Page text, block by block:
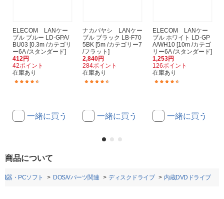
ELECOM LANケー
ブル ブルー LD-GPA/
BU03 [0.3m /カテゴリ
ー6A /スタンダード]
412円
42ポイント
在庫あり
一緒に買う
ナカバヤシ LANケー
ブル ブラック LB-F70
5BK [5m /カテゴリー7
/フラット]
2,840円
284ポイント
在庫あり
一緒に買う
ELECOM LANケー
ブル ホワイト LD-GP
A/WH10 [10m /カテゴ
リー6A /スタンダード]
1,253円
126ポイント
在庫あり
一緒に買う
商品について
器・PCソフト DOS/Vパーツ関連 ディスクドライブ 内蔵DVDドライブ